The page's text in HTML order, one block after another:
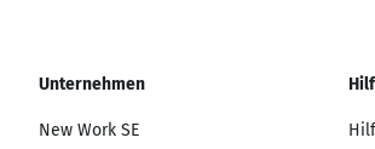
Unternehmen
New Work SE